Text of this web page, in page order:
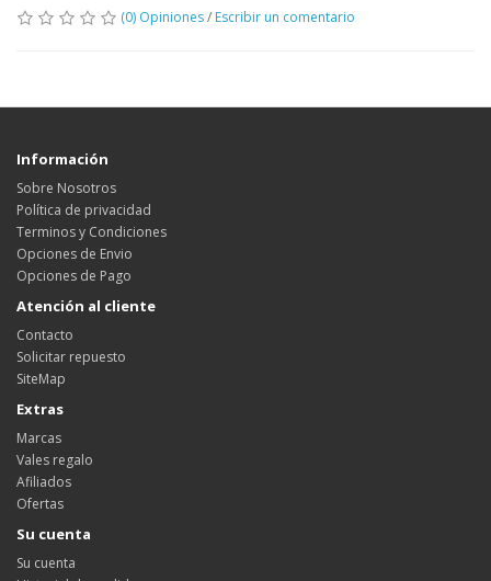
(0) Opiniones/ Escribir un comentario
Información
Sobre Nosotros
Política de privacidad
Terminos y Condiciones
Opciones de Envio
Opciones de Pago
Atención al cliente
Contacto
Solicitar repuesto
SiteMap
Extras
Marcas
Vales regalo
Afiliados
Ofertas
Su cuenta
Su cuenta